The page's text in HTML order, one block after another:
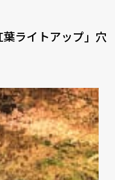
ライトアップ」⽳